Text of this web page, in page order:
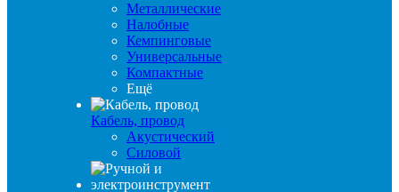
Металлические
Налобные
Кемпинговые
Универсальные
Компактные
Ещё
Кабель, провод
Акустический
Силовой